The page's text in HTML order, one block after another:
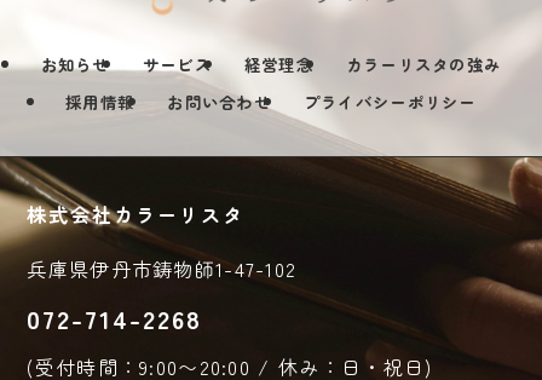
お知らせ サービス 経営理念
カラーリスタの強み
採用情報
お問い合わせ プライバシーポリシー
株式会社カラーリスタ
兵庫県伊丹市鋳物師1-47-102
072-714-2268
(受付時間：9:00〜20:00 / 休み：日・祝日)